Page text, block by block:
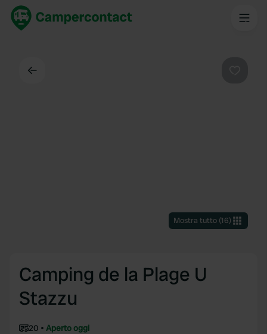
Mostra tutto(16)
Camping de la Plage U
Stazzu
20
Aperto oggi